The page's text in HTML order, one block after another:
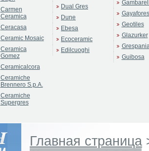
Carmen
Ceramica
Ceracasa
Ceramic Mosaic
Ceramica
Gomez
Ceramicalcora
Ceramiche
Brennero S.p.A.
Ceramiche
Supergres
Dual Gres
Dune
Ebesa
Ecoceramic
Edilcuoghi
Gayafores
Geotiles
Glazurker
Guibosa
Главная страница